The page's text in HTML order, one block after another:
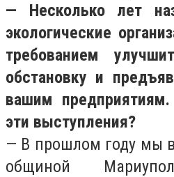
— Несколько лет
экологические
требованием
обстановку и
вашим
эти выступления?
— В прошлом году мы
общиной